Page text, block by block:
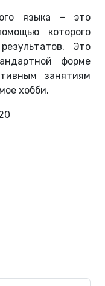
языка – это
которого
Это
форме
занятиям
хобби.